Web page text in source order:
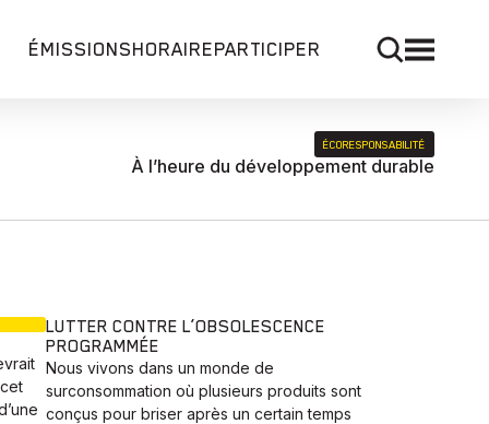
ÉMISSIONSHORAIREPARTICIPER
ÉCORESPONSABILITÉ
À l’heure du développement durable
LUTTER CONTRE L’OBSOLESCENCE
PROGRAMMÉE
Nous vivons dans un monde de
surconsommation où plusieurs produits sont
conçus pour briser après un certain temps